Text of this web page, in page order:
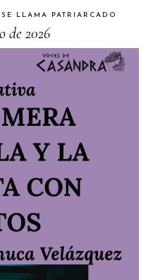
LLAMA PATRIARCADO
de 2026